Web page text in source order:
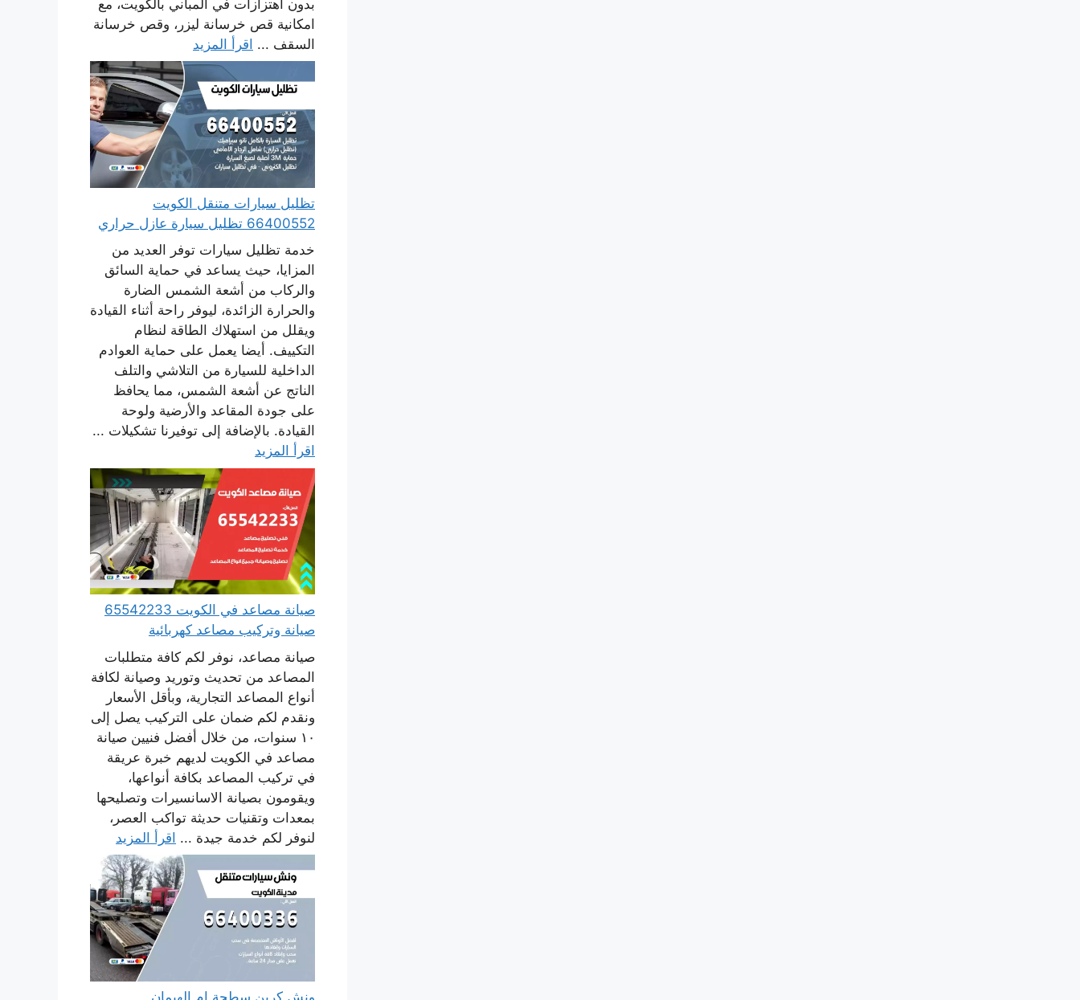
بدون اهتزازات في المباني بالكويت، مع
امكانية قص خرسانة ليزر، وقص خرسانة
السقف ... اقرأ المزيد
تظليل سيارات متنقل الكويت
66400552 تظليل سيارة عازل حراري
خدمة تظليل سيارات توفر العديد من
المزايا، حيث يساعد في حماية السائق
والركاب من أشعة الشمس الضارة
والحرارة الزائدة، ليوفر راحة أثناء القيادة
ويقلل من استهلاك الطاقة لنظام
التكييف. أيضا يعمل على حماية العوادم
الداخلية للسيارة من التلاشي والتلف
الناتج عن أشعة الشمس، مما يحافظ
على جودة المقاعد والأرضية ولوحة
القيادة. بالإضافة إلى توفيرنا تشكيلات ...
اقرأ المزيد
صيانة مصاعد في الكويت 65542233
صيانة وتركيب مصاعد كهربائية
صيانة مصاعد، نوفر لكم كافة متطلبات
المصاعد من تحديث وتوريد وصيانة لكافة
أنواع المصاعد التجارية، وبأقل الأسعار
ونقدم لكم ضمان على التركيب يصل إلى
١٠ سنوات، من خلال أفضل فنيين صيانة
مصاعد في الكويت لديهم خبرة عريقة
في تركيب المصاعد بكافة أنواعها،
ويقومون بصيانة الاسانسيرات وتصليحها
بمعدات وتقنيات حديثة تواكب العصر،
لنوفر لكم خدمة جيدة ... اقرأ المزيد
ونش كرين سطحة ام الهيمان